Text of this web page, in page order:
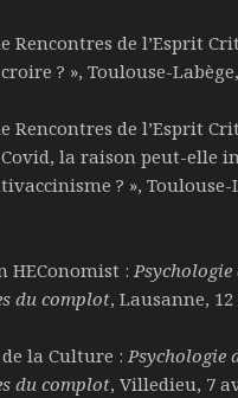
Rencontres de l’Esprit
? », Toulouse-
Rencontres de l’Esprit
la raison peut-elle
? », Toulouse-
HEConomist :Psychologie
du complot, Lausanne,
la Culture :Psychologie
du complot, Villedieu, 7